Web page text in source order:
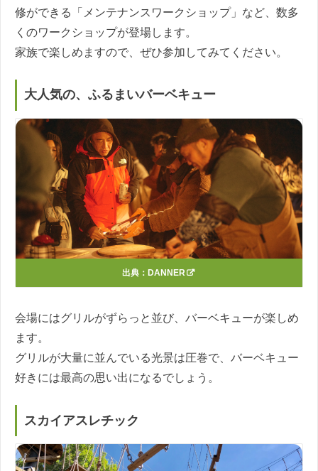
修ができる「メンテナンスワークショップ」など、数多
くのワークショップが登場します。
家族で楽しめますので、ぜひ参加してみてください。
大人気の、ふるまいバーベキュー
出典： DANNER
会場にはグリルがずらっと並び、バーベキューが楽しめ
ます。
グリルが大量に並んでいる光景は圧巻で、バーベキュー
好きには最高の思い出になるでしょう。
スカイアスレチック